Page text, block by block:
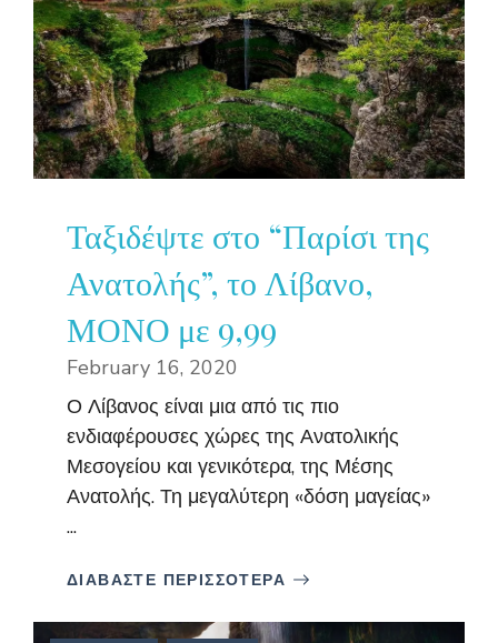
Ταξιδέψτε στο “Παρίσι της
Ανατολής”, το Λίβανο,
ΜΟΝΟ με 9,99
February 16, 2020
Ο Λίβανος είναι μια από τις πιο
ενδιαφέρουσες χώρες της Ανατολικής
Μεσογείου και γενικότερα, της Μέσης
Ανατολής. Τη μεγαλύτερη «δόση μαγείας»
...
ΔΙΑΒΑΣΤΕ ΠΕΡΙΣΣΟΤΕΡΑ